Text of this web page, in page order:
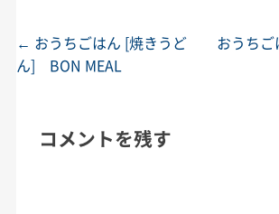
投稿ナビゲーション
← おうちごはん [焼きうど
ん] BON MEAL
おうち
コメントを残す